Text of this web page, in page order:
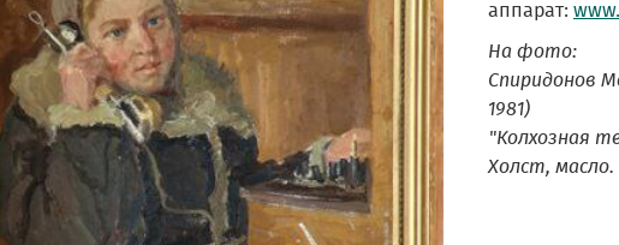
аппарат:
На фото:
Спиридонов
1981)
"Колхозная
Холст, масло.